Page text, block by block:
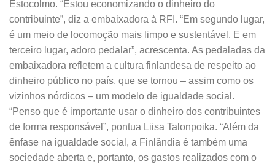
Estocolmo. “Estou economizando o dinheiro do
contribuinte”, diz a embaixadora à RFI. “Em segundo lugar,
é um meio de locomoção mais limpo e sustentável. E em
terceiro lugar, adoro pedalar”, acrescenta. As pedaladas da
embaixadora refletem a cultura finlandesa de respeito ao
dinheiro público no país, que se tornou – assim como os
vizinhos nórdicos – um modelo de igualdade social.
“Penso que é importante usar o dinheiro dos contribuintes
de forma responsável”, pontua Liisa Talonpoika. “Além da
ênfase na igualdade social, a Finlândia é também uma
sociedade aberta e, portanto, os gastos realizados com o